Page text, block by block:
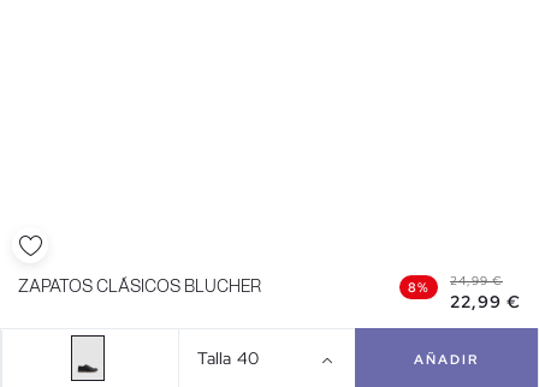
ZAPATOS CLÁSICOS BLUCHER 8% 24,99 €
22,99 €
Talla 40 AÑADIR